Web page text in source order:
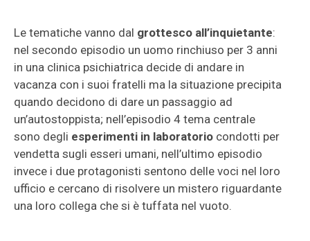
Le tematiche vanno dal grottesco all’inquietante:
nel secondo episodio un uomo rinchiuso per 3 anni
in una clinica psichiatrica decide di andare in
vacanza con i suoi fratelli ma la situazione precipita
quando decidono di dare un passaggio ad
un’autostoppista; nell’episodio 4 tema centrale
sono degli esperimenti in laboratorio condotti per
vendetta sugli esseri umani, nell’ultimo episodio
invece i due protagonisti sentono delle voci nel loro
ufficio e cercano di risolvere un mistero riguardante
una loro collega che si è tuffata nel vuoto.